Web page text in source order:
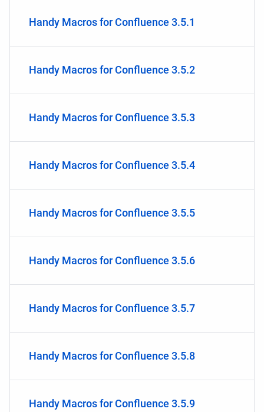
Handy Macros for Confluence 3.5.1
Handy Macros for Confluence 3.5.2
Handy Macros for Confluence 3.5.3
Handy Macros for Confluence 3.5.4
Handy Macros for Confluence 3.5.5
Handy Macros for Confluence 3.5.6
Handy Macros for Confluence 3.5.7
Handy Macros for Confluence 3.5.8
Handy Macros for Confluence 3.5.9